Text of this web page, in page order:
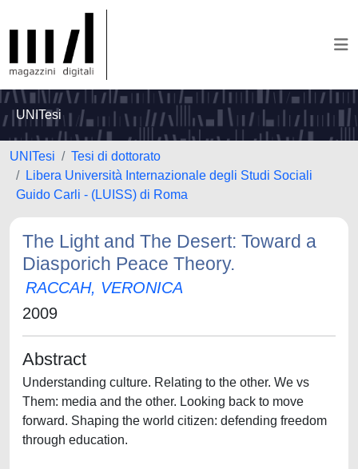
UNITesi
UNITesi
Tesi di dottorato
Libera Università Internazionale degli Studi Sociali
Guido Carli - (LUISS) di Roma
The Light and The Desert: Toward a
Diasporich Peace Theory.
RACCAH, VERONICA
2009
Abstract
Understanding culture. Relating to the other. We vs
Them: media and the other. Looking back to move
forward. Shaping the world citizen: defending freedom
through education.